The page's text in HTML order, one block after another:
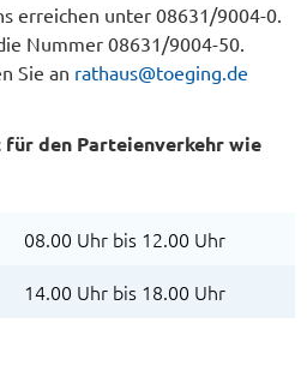
erreichen unter 08631/9004-0.
Nummer 08631/9004-50.
Sie an rathaus@toeging.de
den Parteienverkehr wie
08.00 Uhr bis 12.00 Uhr
14.00 Uhr bis 18.00 Uhr